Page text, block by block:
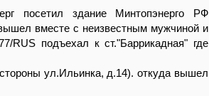
посетил здание Минтопэнерго РФ
вместе с неизвестным мужчиной и
подъехал к ст."Баррикадная" где
ул.Ильинка, д.14). откуда вышел